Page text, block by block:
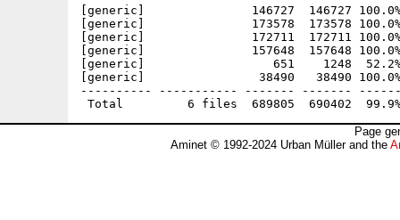
[generic]               146727  146727 100.0%
[generic]               173578  173578 100.0%
[generic]               172711  172711 100.0%
[generic]               157648  157648 100.0%
[generic]                  651    1248  52.2% -
[generic]                38490   38490 100.0%
---------- ----------- ------- -------
Page
Aminet © 1992-2024 Urban Müller and the